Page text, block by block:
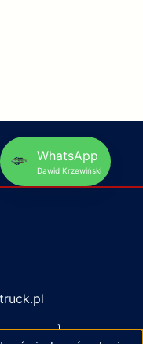
WhatsApp
Dawid Krzewiński